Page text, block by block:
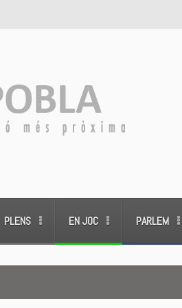
PLENS EN JOC PARLEM